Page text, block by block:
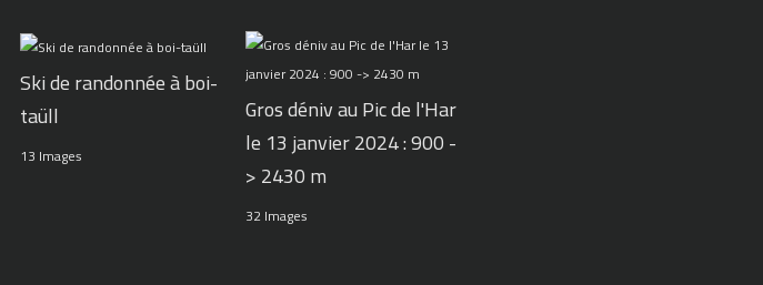
Ski de randonnée à boi-
taüll
13 Images
Gros déniv au Pic de l'Har
le 13 janvier 2024 : 900 -
> 2430 m
32 Images